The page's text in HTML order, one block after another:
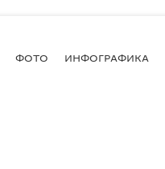
ФОТО ИНФОГРАФИКА